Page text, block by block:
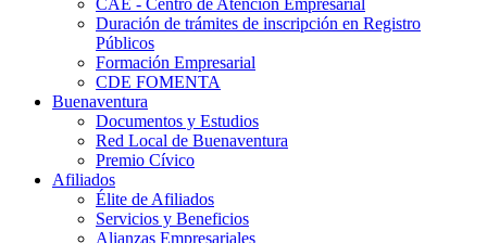
CAE - Centro de Atención Empresarial
Duración de trámites de inscripción en Registro
Públicos
Formación Empresarial
CDE FOMENTA
Buenaventura
Documentos y Estudios
Red Local de Buenaventura
Premio Cívico
Afiliados
Élite de Afiliados
Servicios y Beneficios
Alianzas Empresariales